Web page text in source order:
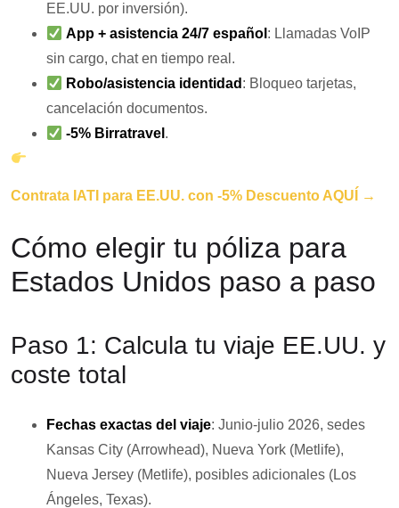
EE.UU. por inversión).
App + asistencia 24/7 español : Llamadas VoIP
sin cargo, chat en tiempo real.
Robo/asistencia identidad : Bloqueo tarjetas,
cancelación documentos.
-5% Birratravel .
Contrata IATI para EE.UU. con -5% Descuento AQUÍ →
Cómo elegir tu póliza para
Estados Unidos paso a paso
Paso 1: Calcula tu viaje EE.UU. y
coste total
Fechas exactas del viaje: Junio-julio 2026, sedes
Kansas City (Arrowhead), Nueva York (Metlife),
Nueva Jersey (Metlife), posibles adicionales (Los
Ángeles, Texas).